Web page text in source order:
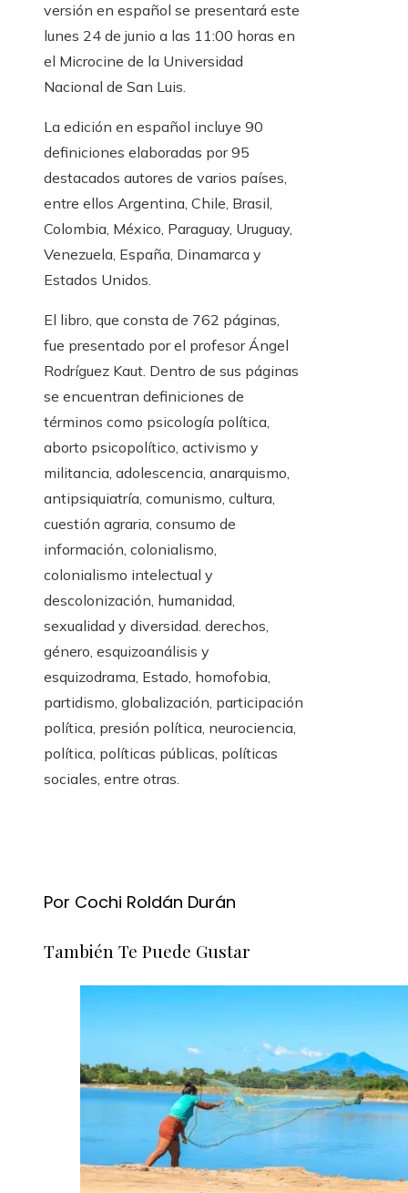
versión en español se presentará este
lunes 24 de junio a las 11:00 horas en
el Microcine de la Universidad
Nacional de San Luis.
La edición en español incluye 90
definiciones elaboradas por 95
destacados autores de varios países,
entre ellos Argentina, Chile, Brasil,
Colombia, México, Paraguay, Uruguay,
Venezuela, España, Dinamarca y
Estados Unidos.
El libro, que consta de 762 páginas,
fue presentado por el profesor Ángel
Rodríguez Kaut. Dentro de sus páginas
se encuentran definiciones de
términos como psicología política,
aborto psicopolítico, activismo y
militancia, adolescencia, anarquismo,
antipsiquiatría, comunismo, cultura,
cuestión agraria, consumo de
información, colonialismo,
colonialismo intelectual y
descolonización, humanidad,
sexualidad y diversidad. derechos,
género, esquizoanálisis y
esquizodrama, Estado, homofobia,
partidismo, globalización, participación
política, presión política, neurociencia,
política, políticas públicas, políticas
sociales, entre otras.
Por Cochi Roldán Durán
También Te Puede Gustar